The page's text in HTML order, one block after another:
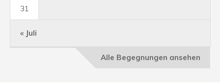
« Juli
31
Alle Begegnungen ansehen